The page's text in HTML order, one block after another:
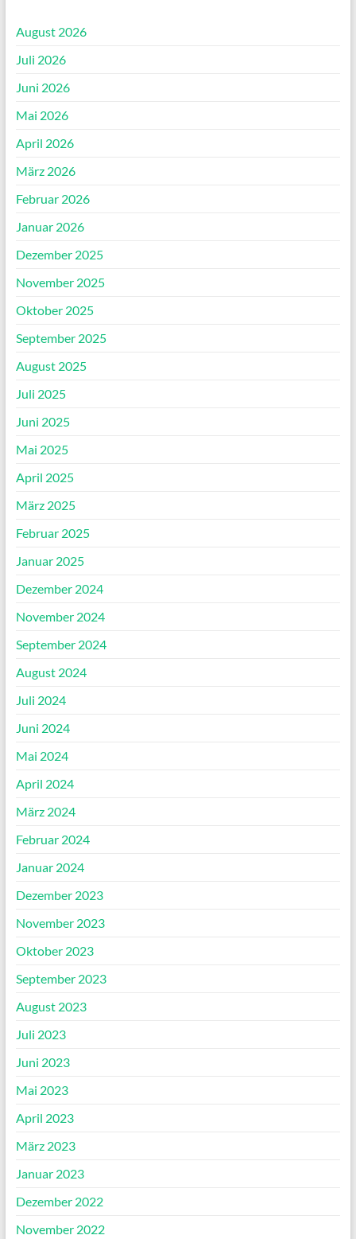
August 2026
Juli 2026
Juni 2026
Mai 2026
April 2026
März 2026
Februar 2026
Januar 2026
Dezember 2025
November 2025
Oktober 2025
September 2025
August 2025
Juli 2025
Juni 2025
Mai 2025
April 2025
März 2025
Februar 2025
Januar 2025
Dezember 2024
November 2024
September 2024
August 2024
Juli 2024
Juni 2024
Mai 2024
April 2024
März 2024
Februar 2024
Januar 2024
Dezember 2023
November 2023
Oktober 2023
September 2023
August 2023
Juli 2023
Juni 2023
Mai 2023
April 2023
März 2023
Januar 2023
Dezember 2022
November 2022